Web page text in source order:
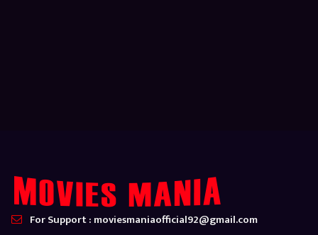
For Support : moviesmaniaofficial92@gmail.com